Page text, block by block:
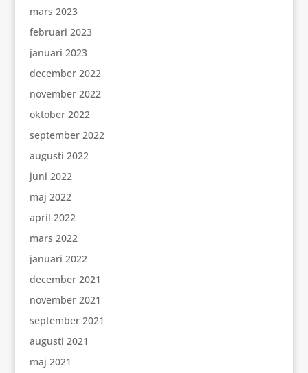
mars 2023
februari 2023
januari 2023
december 2022
november 2022
oktober 2022
september 2022
augusti 2022
juni 2022
maj 2022
april 2022
mars 2022
januari 2022
december 2021
november 2021
september 2021
augusti 2021
maj 2021